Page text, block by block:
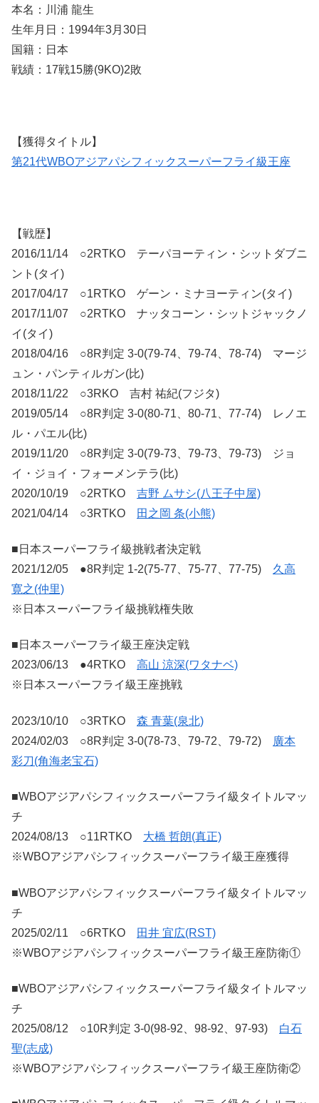
本名：川浦 龍生
生年月日：1994年3月30日
国籍：日本
戦績：17戦15勝(9KO)2敗
【獲得タイトル】
第21代WBOアジアパシフィックスーパーフライ級王座
【戦歴】
2016/11/14 ○2RTKO テーパヨーティン・シットダブニ
ント(タイ)
2017/04/17 ○1RTKO ゲーン・ミナヨーティン(タイ)
2017/11/07 ○2RTKO ナッタコーン・シットジャックノ
イ(タイ)
2018/04/16 ○8R判定 3-0(79-74、79-74、78-74) マージ
ュン・パンティルガン(比)
2018/11/22 ○3RKO 吉村 祐紀(フジタ)
2019/05/14 ○8R判定 3-0(80-71、80-71、77-74) レノエ
ル・パエル(比)
2019/11/20 ○8R判定 3-0(79-73、79-73、79-73) ジョ
イ・ジョイ・フォーメンテラ(比)
2020/10/19 ○2RTKO 吉野 ムサシ(八王子中屋)
2021/04/14 ○3RTKO
田之岡 条(小熊)
■日本スーパーフライ級挑戦者決定戦
2021/12/05 ●8R判定 1-2(75-77、75-77、77-75) 久高
寛之(仲里)
※日本スーパーフライ級挑戦権失敗
■日本スーパーフライ級王座決定戦
2023/06/13 ●4RTKO 高山 涼深(ワタナベ)
※日本スーパーフライ級王座挑戦
2023/10/10 ○3RTKO 森 青葉(泉北)
2024/02/03 ○8R判定 3-0(78-73、79-72、79-72)
廣本
彩刀(角海老宝石)
■WBOアジアパシフィックスーパーフライ級タイトルマッ
チ
2024/08/13 ○11RTKO 大橋 哲朗(真正)
※WBOアジアパシフィックスーパーフライ級王座獲得
■WBOアジアパシフィックスーパーフライ級タイトルマッ
チ
2025/02/11 ○6RTKO
田井 宜広(RST)
※WBOアジアパシフィックスーパーフライ級王座防衛①
■WBOアジアパシフィックスーパーフライ級タイトルマッ
チ
2025/08/12 ○10R判定 3-0(98-92、98-92、97-93) 白石
聖(志成)
※WBOアジアパシフィックスーパーフライ級王座防衛②